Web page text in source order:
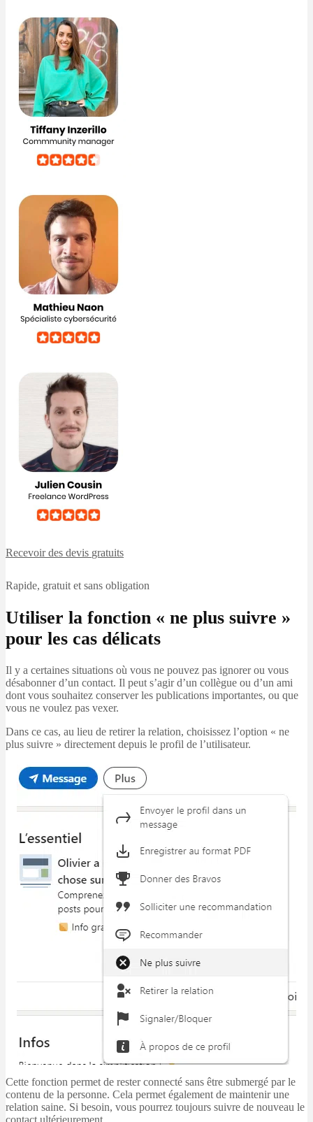
Recevoir des devis gratuits
Rapide, gratuit et sans obligation
Utiliser la fonction « ne plus suivre »
pour les cas délicats
Il y a certaines situations où vous ne pouvez pas ignorer ou vous
désabonner d’un contact. Il peut s’agir d’un collègue ou d’un ami
dont vous souhaitez conserver les publications importantes, ou que
vous ne voulez pas vexer.
Dans ce cas, au lieu de retirer la relation, choisissez l’option « ne
plus suivre » directement depuis le profil de l’utilisateur.
Cette fonction permet de rester connecté sans être submergé par le
contenu de la personne. Cela permet également de maintenir une
relation saine. Si besoin, vous pourrez toujours suivre de nouveau le